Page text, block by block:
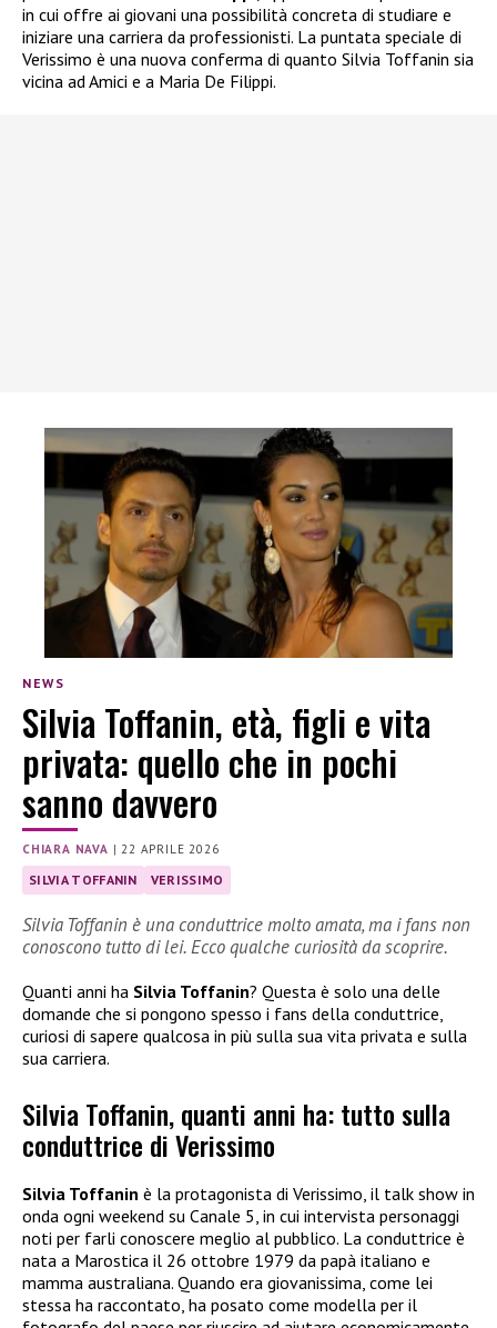
in cui offre ai giovani una possibilità concreta di studiare e
iniziare una carriera da professionisti. La puntata speciale di
Verissimo è una nuova conferma di quanto Silvia Toffanin sia
vicina ad Amici e a Maria De Filippi.
NEWS
Silvia Toffanin, età, figli e vita
privata: quello che in pochi
sanno davvero
CHIARA NAVA |22 APRILE 2026
SILVIA TOFFANIN VERISSIMO
Silvia Toffanin è una conduttrice molto amata, ma i fans non
conoscono tutto di lei. Ecco qualche curiosità da scoprire.
Quanti anni ha Silvia Toffanin? Questa è solo una delle
domande che si pongono spesso i fans della conduttrice,
curiosi di sapere qualcosa in più sulla sua vita privata e sulla
sua carriera.
Silvia Toffanin, quanti anni ha: tutto sulla
conduttrice di Verissimo
Silvia Toffanin è la protagonista di Verissimo, il talk show in
onda ogni weekend su Canale 5, in cui intervista personaggi
noti per farli conoscere meglio al pubblico. La conduttrice è
nata a Marostica il 26 ottobre 1979 da papà italiano e
mamma australiana. Quando era giovanissima, come lei
stessa ha raccontato, ha posato come modella per il